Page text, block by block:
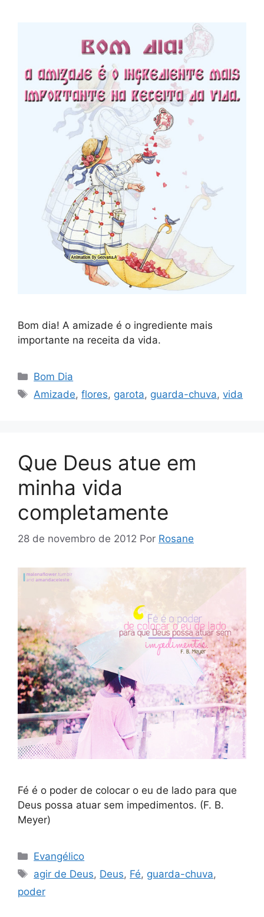
Bom dia! A amizade é o ingrediente mais
importante na receita da vida.
Categorias
Bom Dia
Tags
Amizade,flores, garota, guarda-chuva,vida
Que Deus atue em
minha vida
completamente
28 de novembro de 2012 Por Rosane
Fé é o poder de colocar o eu de lado para que
Deus possa atuar sem impedimentos. (F. B.
Meyer)
Categorias
Evangélico
Tags
agir de Deus, Deus, Fé, guarda-chuva,
poder